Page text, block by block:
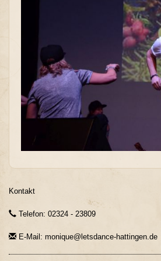
Kontakt
Telefon: 02324 - 23809
E-Mail: monique@letsdance-hattingen.de